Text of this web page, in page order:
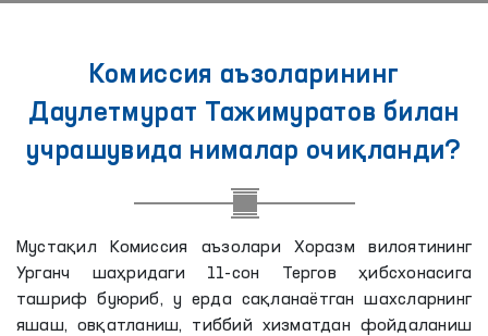
Комиссия аъзоларининг
Даулетмурат Тажимуратов билан
учрашувида нималар очиқланди?
Мустақил Комиссия аъзолари Хоразм вилоятининг
Урганч шаҳридаги 11-сон Тергов ҳибсхонасига
ташриф буюриб, у ерда сақланаётган шахсларнинг
яшаш, овқатланиш, тиббий хизматдан фойдаланиш